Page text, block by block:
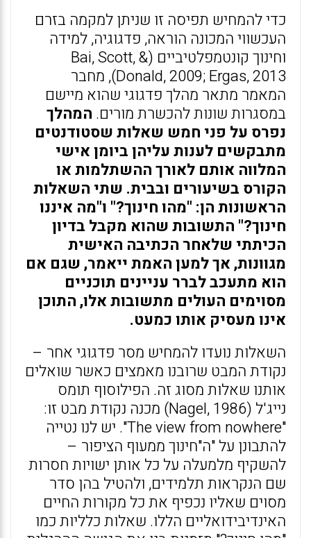
כדי להמחיש תפיסה זו שניתן למקמה בזרם
העכשווי המכונה הוראה, פדגוגיה, למידה
וחינוך קונטמפלטיביים (Bai, Scott, &
Donald, 2009; Ergas, 2013), מחבר
המאמר מתאר מהלך פדגוגי שהוא מיישם
במסגרות שונות להכשרת מורים. המהלך
נפרס על פני חמש שאלות שסטודנטים
מתבקשים לענות עליהן ביומן אישי
המלווה אותם לאורך ההשתלמות או
הקורס בשיעורים ובבית. שתי השאלות
הראשונות הן: "מהו חינוך?" ו"מה איננו
חינוך?" התשובות שהוא מקבל בדיון
הכיתתי שלאחר הכתיבה האישית
מגוונות, אך למען האמת ייאמר, שגם אם
הוא מתעכב לברר עניינים תוכניים
מסוימים העולים מתשובות אלו, התוכן
אינו מעסיק אותו כמעט.
השאלות נועדו להמחיש מסר פדגוגי אחר –
נקודת המבט שרובנו מאמצים כאשר שואלים
אותנו שאלות מסוג זה. הפילוסוף תומס
נייג'ל (Nagel, 1986) מכנה נקודת מבט זו:
"The view from nowhere". יש לנו נטייה
להתבונן על "ה"חינוך ממעוף הציפור –
להשקיף מלמעלה על כל אותן ישויות חסרות
שם הנקראות תלמידים, ולהטיל בהן סדר
מסוים שאליו נכפיף את כל מקורות החיים
האינדיבידואליים הללו. שאלות כלליות כמו